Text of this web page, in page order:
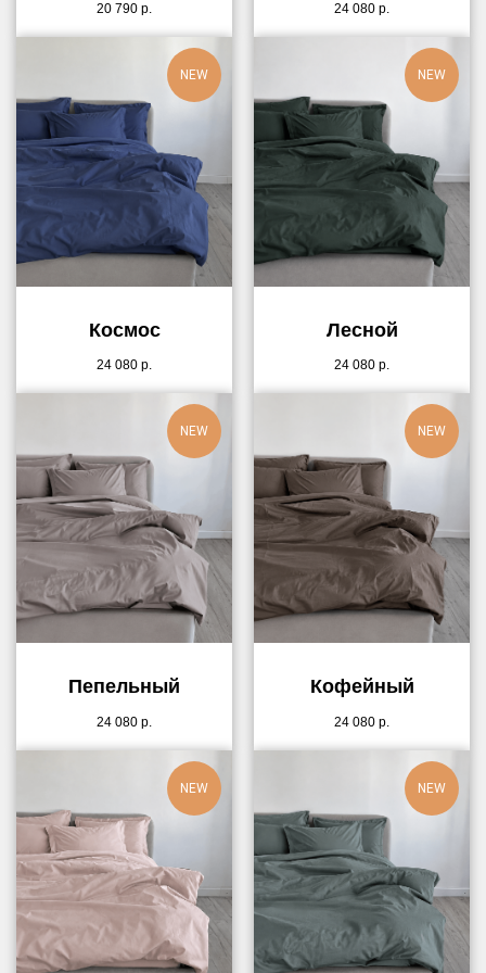
20 790 р. 24 080 р.
NEW
Космос
24 080 р.
NEW
Лесной
24 080 р.
NEW
Пепельный
24 080 р.
NEW
Кофейный
24 080 р.
NEW NEW